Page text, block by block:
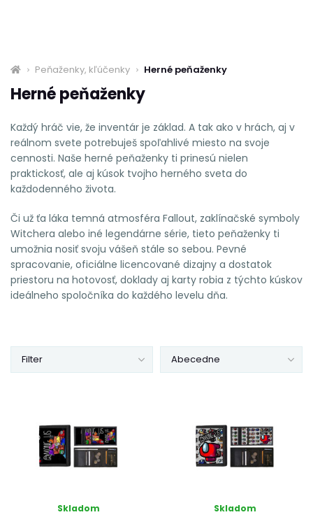
Peňaženky, kľúčenky Herné peňaženky
Herné peňaženky
Každý hráč vie, že inventár je základ. A tak ako v hrách, aj v
reálnom svete potrebuješ spoľahlivé miesto na svoje
cennosti. Naše herné peňaženky ti prinesú nielen
praktickosť, ale aj kúsok tvojho herného sveta do
každodenného života.
Či už ťa láka temná atmosféra Fallout, zaklínačské symboly
Witchera alebo iné legendárne série, tieto peňaženky ti
umožnia nosiť svoju vášeň stále so sebou. Pevné
spracovanie, oficiálne licencované dizajny a dostatok
priestoru na hotovosť, doklady aj karty robia z týchto kúskov
ideálneho spoločníka do každého levelu dňa.
Abecedne
Filter
Skladom
Skladom